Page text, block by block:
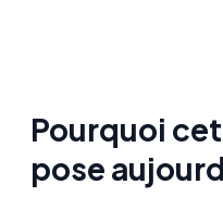
Pourquoi
pose